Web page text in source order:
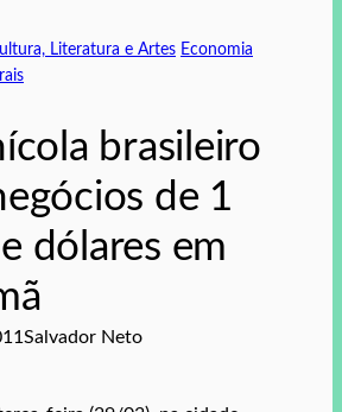
Literatura e Artes Economia
brasileiro
de 1
dólares em
Salvador Neto